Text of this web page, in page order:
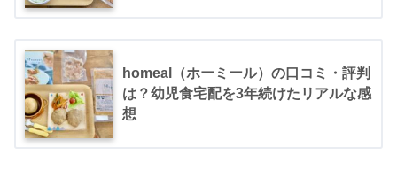
homeal（ホーミール）の口コミ・評判
は？幼児食宅配を3年続けたリアルな感
想